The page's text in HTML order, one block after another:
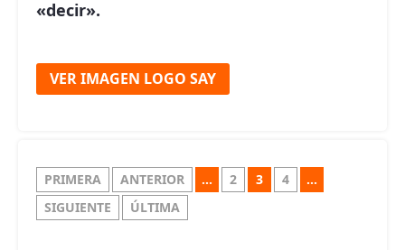
«decir».
VER IMAGEN LOGO SAY
PRIMERA ANTERIOR ... 2 3 4
...
SIGUIENTE
ÚLTIMA